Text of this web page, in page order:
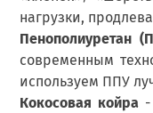
нагрузки,
Пенополиуретан
современным
используем ППУ
Кокосовая койра